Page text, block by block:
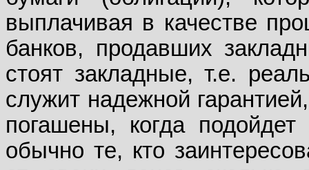
выплачивая в качестве
банков, продавших
стоят закладные, т.е.
служит надежной
погашены, когда
обычно те, кто